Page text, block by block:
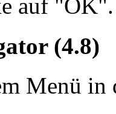
auf "OK".
(4.8)
Menü